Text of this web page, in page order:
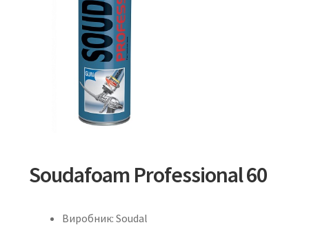
Soudafoam Professional 60
Виробник: Soudal